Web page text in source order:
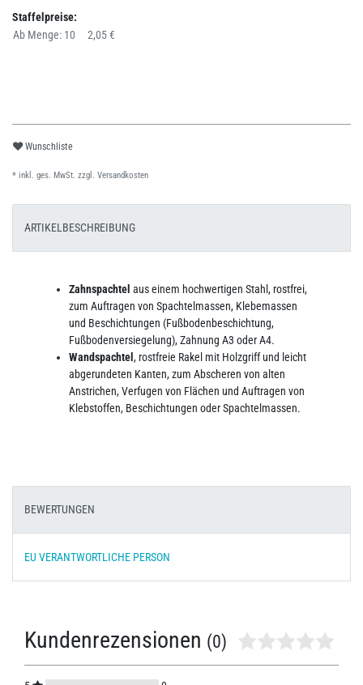
Staffelpreise:
Ab Menge: 10
2,05 €
Wunschliste
* inkl. ges. MwSt. zzgl. Versandkosten
ARTIKELBESCHREIBUNG
Zahnspachtel aus einem hochwertigen Stahl, rostfrei,
zum Auftragen von Spachtelmassen, Klebemassen
und Beschichtungen (Fußbodenbeschichtung,
Fußbodenversiegelung), Zahnung A3 oder A4.
Wandspachtel , rostfreie Rakel mit Holzgriff und leicht
abgerundeten Kanten, zum Abscheren von alten
Anstrichen, Verfugen von Flächen und Auftragen von
Klebstoffen, Beschichtungen oder Spachtelmassen.
BEWERTUNGEN
EU VERANTWORTLICHE PERSON
Kundenrezensionen (0)